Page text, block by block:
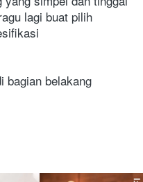
lagi buat pilih
bagian belakang